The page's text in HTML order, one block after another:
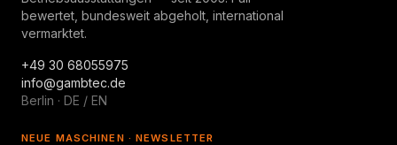
bewertet, bundesweit abgeholt, international
vermarktet.
+49 30 68055975
info@gambtec.de
Berlin · DE / EN
NEUE MASCHINEN · NEWSLETTER